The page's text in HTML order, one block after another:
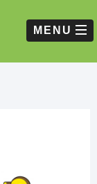
MENU